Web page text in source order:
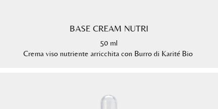
BASE CREAM NUTRI
50 ml
Crema viso nutriente arricchita con Burro di Karité Bio